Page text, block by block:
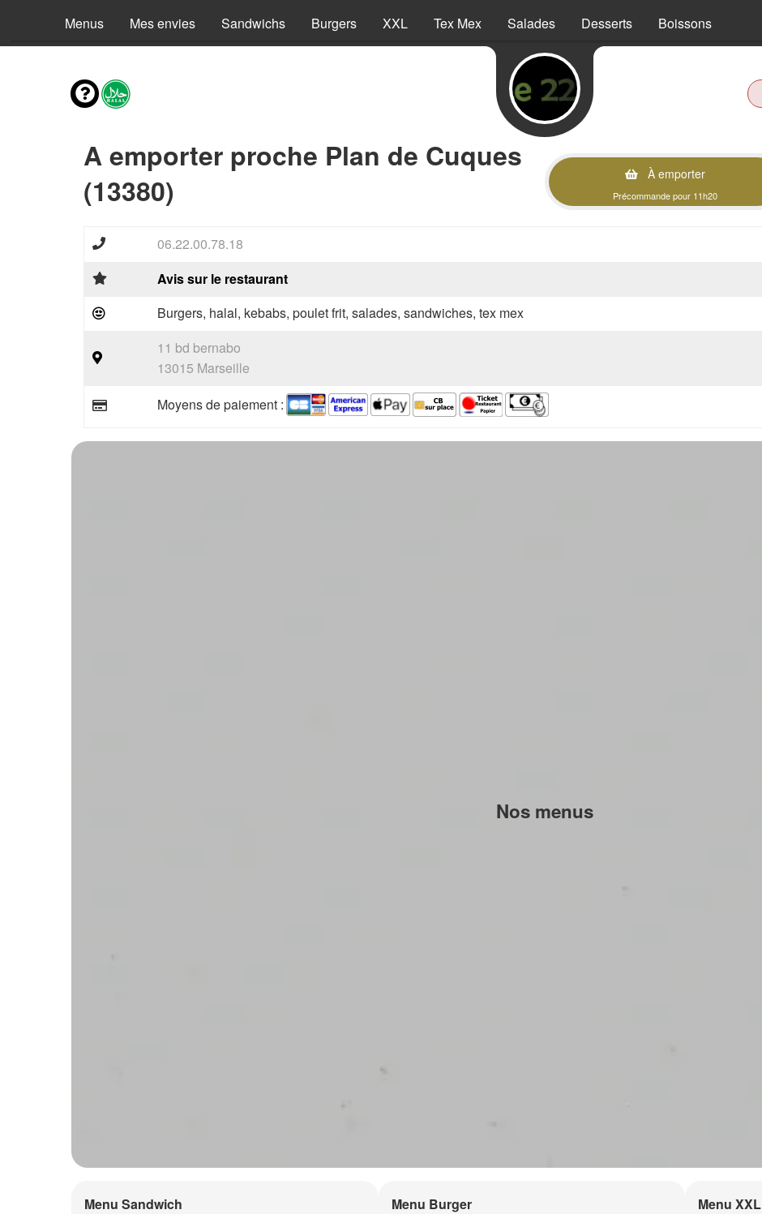
Menus Mes envies Sandwichs Burgers XXL Tex Mex Salades Desserts Boissons
A emporter proche Plan de Cuques
(13380)
À emporter
Précommande pour 11h20
06.22.00.78.18
Avis sur le restaurant
Burgers, halal, kebabs, poulet frit, salades, sandwiches, tex mex
11 bd bernabo
13015 Marseille
Moyens de paiement :
Nos menus
Menu Sandwich Menu Burger Menu XXL